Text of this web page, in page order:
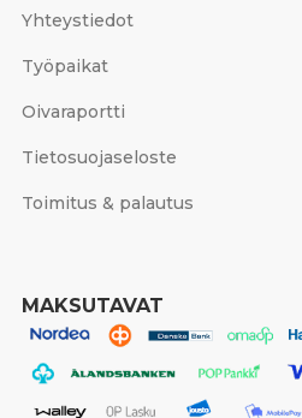
Yhteystiedot
Työpaikat
Oivaraportti
Tietosuojaseloste
Toimitus & palautus
MAKSUTAVAT